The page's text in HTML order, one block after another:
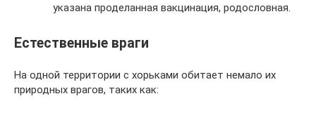
указана проделанная вакцинация, родословная.
Естественные враги
На одной территории с хорьками обитает немало их
природных врагов, таких как: